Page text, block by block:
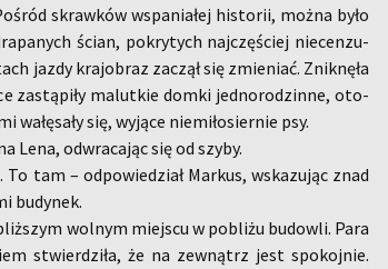
skraw­ków wspa­nia­łej hi­sto­rii, można było
ścian, po­kry­tych naj­czę­ściej nie­cen­zu­
jazdy kra­jo­braz za­czął się zmie­niać. Znik­nę­ła
za­stą­pi­ły ma­lut­kie domki jed­no­ro­dzin­ne, oto­
się, wy­ją­ce nie­mi­ło­sier­nie psy.
Lena, od­wra­ca­jąc się od szyby.
tam – od­po­wie­dział Mar­kus, wska­zu­jąc znad
bu­dy­nek.
wol­nym miej­scu w po­bli­żu bu­dow­li. Para
stwier­dzi­ła, że na ze­wnątrz jest spo­koj­nie.